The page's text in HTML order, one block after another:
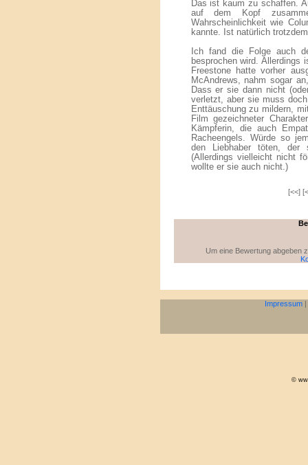
Das ist kaum zu schaffen.
auf dem Kopf
Wahrscheinlichkeit wie
kannte. Ist natürlich
Ich fand die Folge auch
besprochen wird.
Freestone hatte vorher
McAndrews, nahm sogar
Dass er sie dann nicht
verletzt, aber sie muss
Enttäuschung zu mildern,
Film gezeichneter
Kämpferin, die auch
Racheengels. Würde so
den Liebhaber töten, der
(Allerdings vielleicht nicht
wollte er sie auch nicht.)
[<<]
Um eine Bewertung abgeben
Impressum |
©